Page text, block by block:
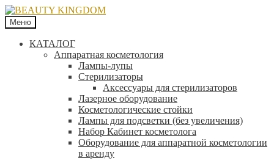
Меню
КАТАЛОГ
Аппаратная косметология
Лампы-лупы
Стерилизаторы
Аксессуары для стерилизаторов
Лазерное оборудование
Косметологические стойки
Лампы для подсветки (без увеличения)
Набор Кабинет косметолога
Оборудование для аппаратной косметологии
в аренду